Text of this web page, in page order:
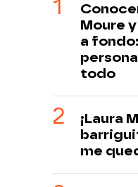
Moure
a
todo
¡Laura
me